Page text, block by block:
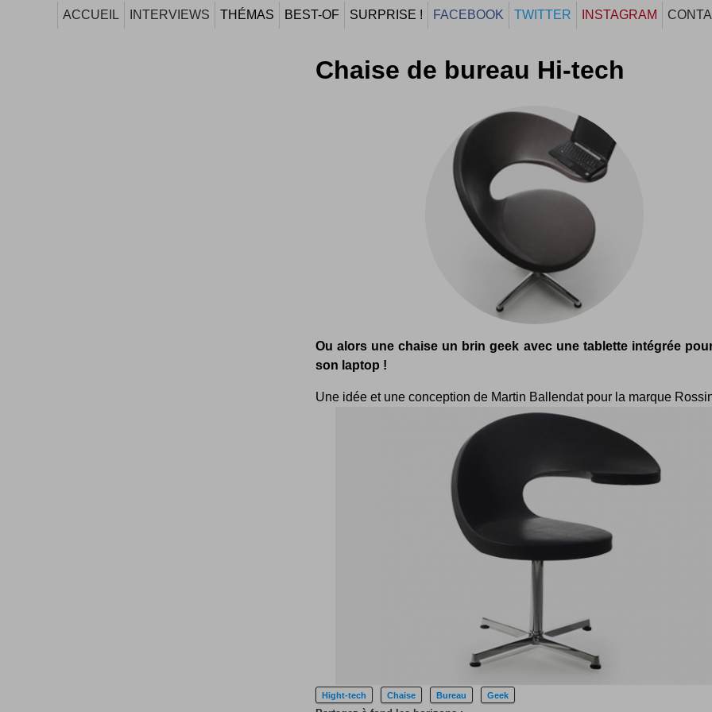
ACCUEIL INTERVIEWS THÉMAS BEST-OF SURPRISE ! FACEBOOK TWITTER INSTAGRAM
Chaise de bureau Hi-tech
Ou alors une chaise un brin geek avec une tablette intégrée
son laptop !
Une idée et une conception de Martin Ballendat pour la marque
Hight-tech Chaise Bureau Geek